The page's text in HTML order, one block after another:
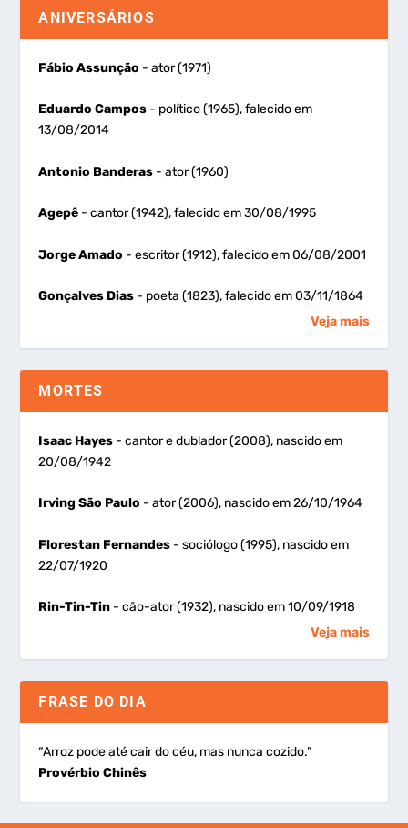
ANIVERSÁRIOS
Fábio Assunção - ator (1971)
Eduardo Campos - político (1965), falecido em
13/08/2014
Antonio Banderas - ator (1960)
Agepê - cantor (1942), falecido em 30/08/1995
Jorge Amado - escritor (1912), falecido em 06/08/2001
Gonçalves Dias - poeta (1823), falecido em 03/11/1864
Veja mais
MORTES
Isaac Hayes - cantor e dublador (2008), nascido em
20/08/1942
Irving São Paulo - ator (2006), nascido em 26/10/1964
Florestan Fernandes - sociólogo (1995), nascido em
22/07/1920
Rin-Tin-Tin - cão-ator (1932), nascido em 10/09/1918
Veja mais
FRASE DO DIA
“Arroz pode até cair do céu, mas nunca cozido.”
Provérbio Chinês